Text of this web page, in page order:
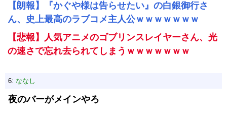
【朗報】『かぐや様は告らせたい』の白銀御行さ
ん、史上最高のラブコメ主人公ｗｗｗｗｗｗｗ
【悲報】人気アニメのゴブリンスレイヤーさん、光
の速さで忘れ去られてしまうｗｗｗｗｗｗｗ
6: ななし
夜のバーがメインやろ